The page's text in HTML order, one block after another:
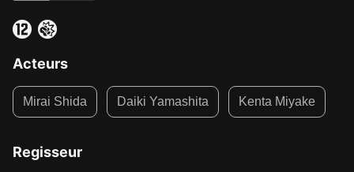
Acteurs
Mirai Shida Daiki Yamashita Kenta Miyake
Regisseur